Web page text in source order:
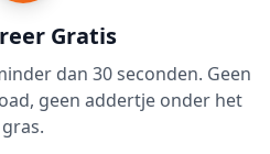
Gratis
dan 30 seconden. Geen
geen addertje onder het
gras.